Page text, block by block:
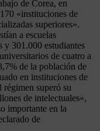
de Corea, en
«instituciones de
superiores».
a escuelas
y 301.000 estudiantes
de cuatro a
de la población de
en instituciones de
superó su
de intelectuales»,
importante en la
de